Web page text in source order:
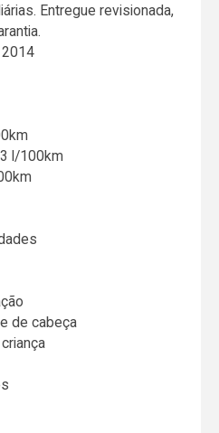
Entregue revisionada,
l/100km
de cabeça